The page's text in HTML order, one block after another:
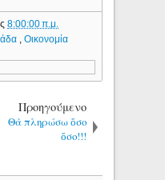
8:00:00 π.μ.
,Οικονομία
Προηγούμενο
Θὰ πληρώσω ὅσο
ὅσο!!!